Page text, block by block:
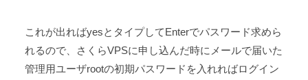
これが出ればyesとタイプしてEnterでパスワード求めら
れるので、さくらVPSに申し込んだ時にメールで届いた
管理用ユーザrootの初期パスワードを入れればログイン